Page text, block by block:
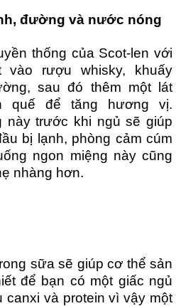
đường và nước nóng
thống của Scot-len với
rượu whisky, khuấy
sau đó thêm một lát
quế để tăng hương vị.
này trước khi ngủ sẽ giúp
bị lạnh, phòng cảm cúm
ngon miệng này cũng
nhàng hơn.
sữa sẽ giúp cơ thể sản
để bạn có một giấc ngủ
canxi và protein vì vậy một